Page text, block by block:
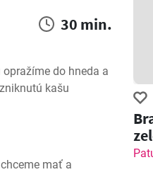
30 min.
do hneda a
kašu
mať a